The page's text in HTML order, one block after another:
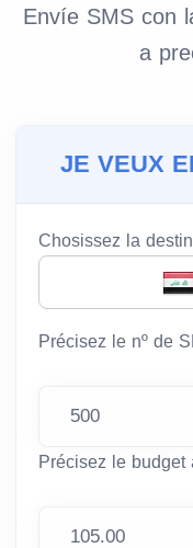
Envíe SMS con
a
JE VEUX
Chosissez la
Précisez le nº de
Précisez le budget